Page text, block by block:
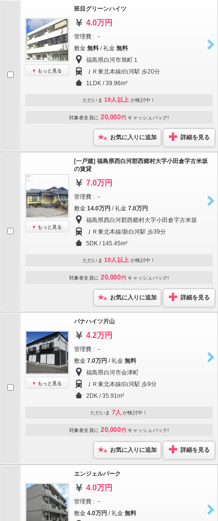
もっと見る
班目グリーンハイツ
4.0万円
管理費 : －
敷金 無料 / 礼金 無料
福島県白河市旭町１
ＪＲ東北本線/白河駅 歩20分
1LDK / 39.96m²
ただいま 10人以上 が検討中！
対象者全員に 20,000 円 キャッシュバック!
お気に入りに追加 詳細を見る
もっと見る
[一戸建] 福島県西白河郡西郷村大字小田倉字古米坂
の賃貸
7.0万円
管理費 : －
敷金 14.0万円 / 礼金 7.0万円
福島県西白河郡西郷村大字小田倉字古米坂
ＪＲ東北本線/新白河駅 歩39分
5DK / 145.45m²
ただいま 10人以上 が検討中！
対象者全員に 20,000 円 キャッシュバック!
お気に入りに追加 詳細を見る
もっと見る
パナハイツ片山
4.2万円
管理費 : －
敷金 7.0万円 / 礼金 無料
福島県白河市会津町
ＪＲ東北本線/白河駅 歩9分
2DK / 35.91m²
ただいま 7人 が検討中！
対象者全員に 20,000 円 キャッシュバック!
お気に入りに追加 詳細を見る
エンジェルパーク
4.0万円
管理費 : －
敷金 4.0万円 / 礼金 無料